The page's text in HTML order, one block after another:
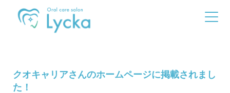
クオキャリアさんのホームページに掲載されまし
た！